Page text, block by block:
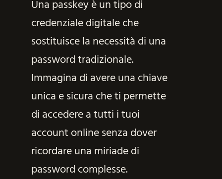
Una passkey è un tipo di
credenziale digitale che
sostituisce la necessità di una
password tradizionale.
Immagina di avere una chiave
unica e sicura che ti permette
di accedere a tutti i tuoi
account online senza dover
ricordare una miriade di
password complesse.